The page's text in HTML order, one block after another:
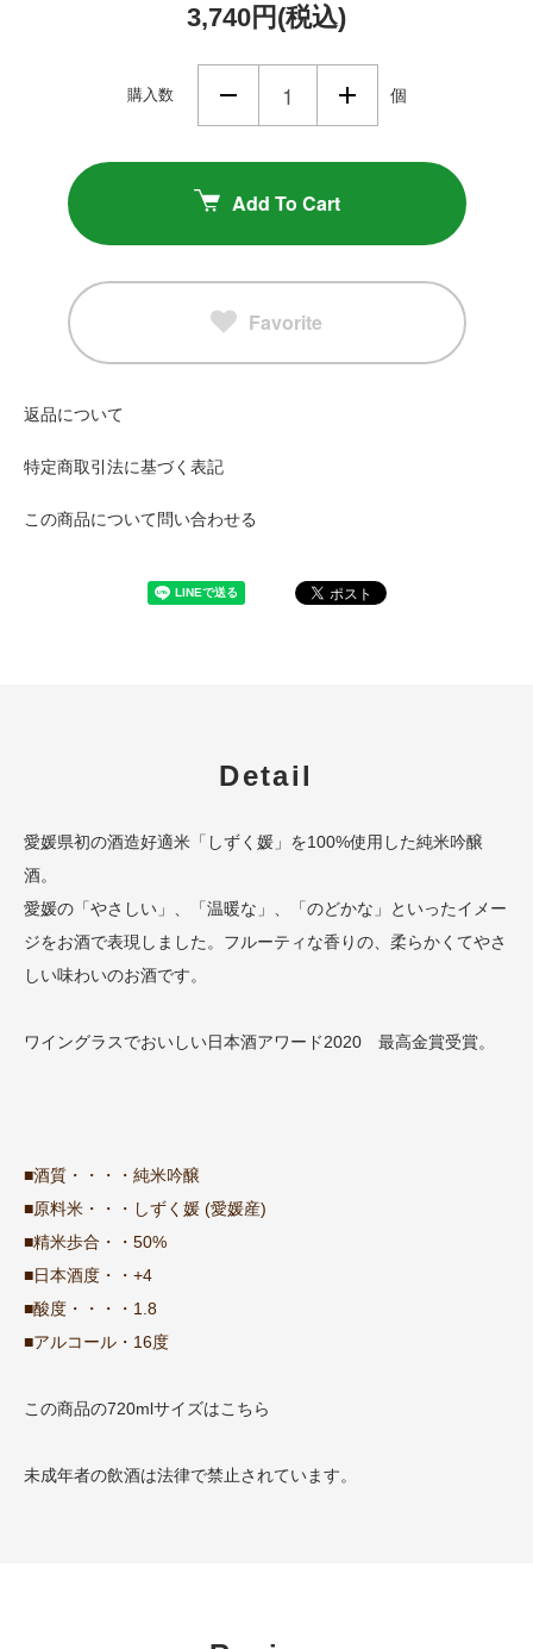
3,740円(税込)
購入数 個
Add To Cart
Favorite
返品について
特定商取引法に基づく表記
この商品について問い合わせる
Detail
愛媛県初の酒造好適米「しずく媛」を100%使用した純米吟醸
酒。
愛媛の「やさしい」、「温暖な」、「のどかな」といったイメー
ジをお酒で表現しました。フルーティな香りの、柔らかくてやさ
しい味わいのお酒です。
ワイングラスでおいしい日本酒アワード2020 最高金賞受賞。
■酒質・・・・純米吟醸
■原料米・・・しずく媛 (愛媛産)
■精米歩合・・50%
■日本酒度・・+4
■酸度・・・・1.8
■アルコール・16度
この商品の720mlサイズはこちら
未成年者の飲酒は法律で禁止されています。